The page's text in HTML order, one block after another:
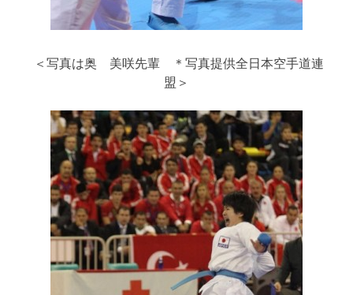
＜写真は奥 美咲先輩 ＊写真提供全日本空手道連
盟＞